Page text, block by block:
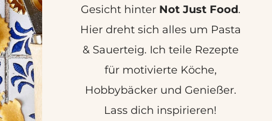
Gesicht hinter Not Just Food.
Hier dreht sich alles um Pasta
& Sauerteig. Ich teile Rezepte
für motivierte Köche,
Hobbybäcker und Genießer.
Lass dich inspirieren!